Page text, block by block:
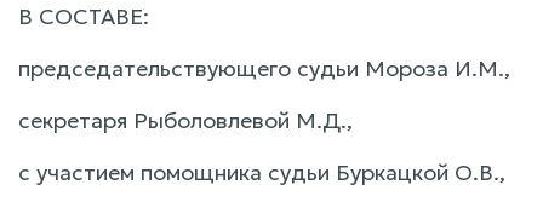
В СОСТАВЕ:
председательствующего судьи Мороза И.М.,
секретаря Рыболовлевой М.Д.,
с участием помощника судьи Буркацкой О.В.,